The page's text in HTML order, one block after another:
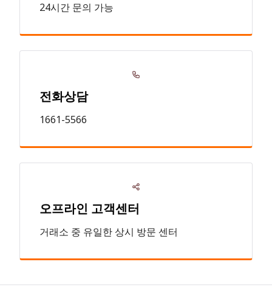
24시간 문의 가능
전화상담
1661-5566
오프라인 고객센터
거래소 중 유일한 상시 방문 센터